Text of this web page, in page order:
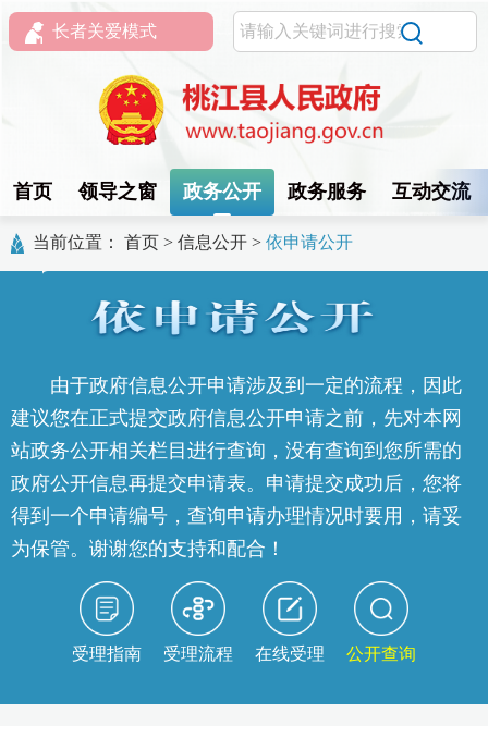
长者关爱模式
首页 领导之窗 政务公开 政务服务 互动交流
当前位置： 首页 > 信息公开 > 依申请公开
由于政府信息公开申请涉及到一定的流程，因此
建议您在正式提交政府信息公开申请之前，先对本网
站政务公开相关栏目进行查询，没有查询到您所需的
政府公开信息再提交申请表。申请提交成功后，您将
得到一个申请编号，查询申请办理情况时要用，请妥
为保管。谢谢您的支持和配合！
受理指南 受理流程 在线受理 公开查询